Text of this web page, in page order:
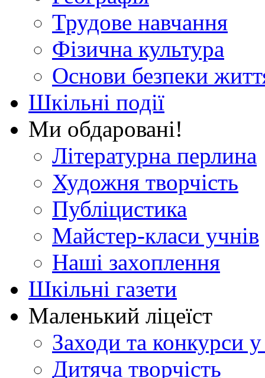
Трудове навчання
Фізична культура
Основи безпеки
Шкільні події
Ми обдаровані!
Літературна перлина
Художня творчість
Публіцистика
Майстер-класи учнів
Наші захоплення
Шкільні газети
Маленький ліцеїст
Заходи та конкурси у
Дитяча творчість